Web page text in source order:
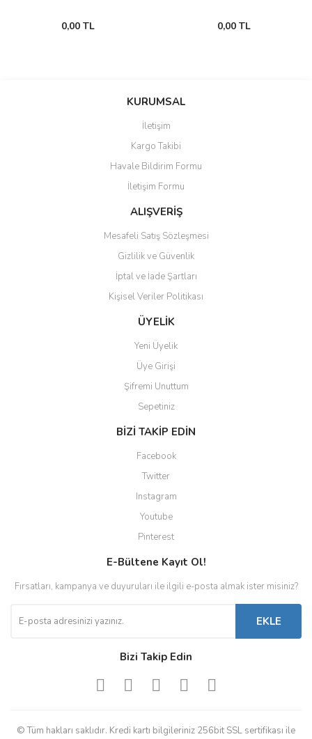
0,00 TL 0,00 TL
KURUMSAL
İletişim
Kargo Takibi
Havale Bildirim Formu
İletişim Formu
ALIŞVERİŞ
Mesafeli Satış Sözleşmesi
Gizlilik ve Güvenlik
İptal ve İade Şartları
Kişisel Veriler Politikası
ÜYELİK
Yeni Üyelik
Üye Girişi
Şifremi Unuttum
Sepetiniz
BİZİ TAKİP EDİN
Facebook
Twitter
Instagram
Youtube
Pinterest
E-Bültene Kayıt Ol!
Fırsatları, kampanya ve duyuruları ile ilgili e-posta almak ister misiniz?
EKLE
Bizi Takip Edin
© Tüm hakları saklıdır. Kredi kartı bilgileriniz 256bit SSL sertifikası ile